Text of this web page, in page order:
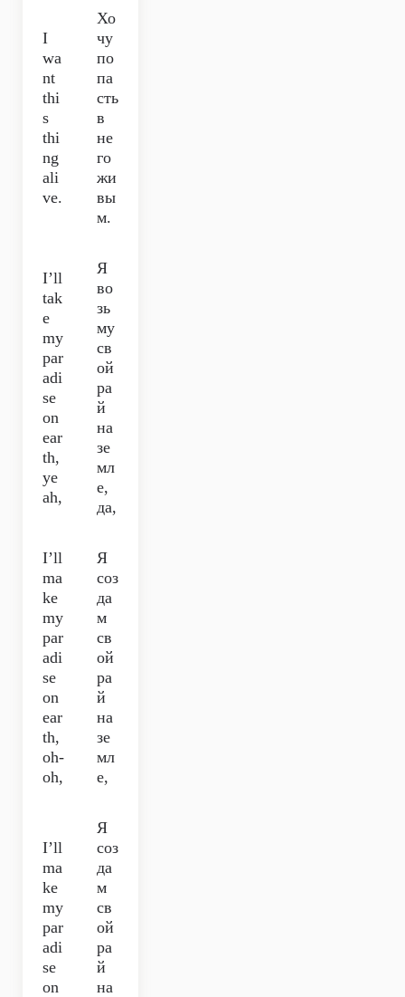
I
wa
nt
thi
s
thi
ng
ali
ve.
Хо
чу
по
па
сть
в
не
го
жи
вы
м.
I’ll
tak
e
my
par
adi
se
on
ear
th,
ye
ah,
Я
во
зь
му
св
ой
ра
й
на
зе
мл
е,
да,
I’ll
ma
ke
my
par
adi
se
on
ear
th,
oh-
oh,
Я
соз
да
м
св
ой
ра
й
на
зе
мл
е,
I’ll
ma
ke
my
par
adi
se
on
Я
соз
да
м
св
ой
ра
й
на